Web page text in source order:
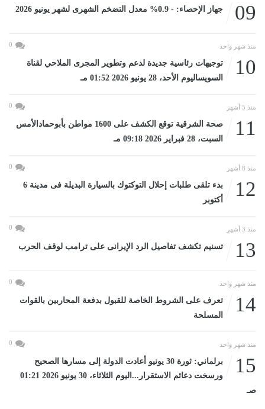
09 جهاز الإحصاء: - 0.9% معدل التضخم الشهرى لشهر يونيو 2026
منذ شهر واحد 0
10
توجيهات رئاسية جديدة لدعم وتطوير المجرى الملاحي لقناة
السويساليوم الأحد، 28 يونيو 2026 01:52 مـ
منذ 5 أشهر 0
11
صحة الشرقية توقع الكشف على 1600 مواطن بأبوحمادالأمس
السبت، 28 فبراير 2026 09:18 مـ
منذ 8 أشهر 0
12
بدء تلقى طلبات إحلال التوكتوك بالسيارة البديلة فى مدينة 6
أكتوبر
منذ 3 أشهر 0
13 تسنيم تكشف تفاصيل الرد الإيرانى على ترامب لوقف الحرب
منذ شهر واحد 0
14
تعرف على الشروط الخاصة للقبول بدفعة المحاربين بالقوات
المسلحة
منذ شهر واحد 0
15
برلماني: ثورة 30 يونيو أعادت الدولة إلى مسارها الصحيح
ورسخت دعائم الاستقرار...اليوم الثلاثاء، 30 يونيو 2026 01:21
صـ